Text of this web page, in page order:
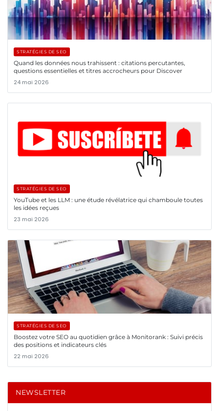
STRATÉGIES DE SEO
Quand les données nous trahissent : citations percutantes,
questions essentielles et titres accrocheurs pour Discover
24 mai 2026
STRATÉGIES DE SEO
YouTube et les LLM : une étude révélatrice qui chamboule toutes
les idées reçues
23 mai 2026
STRATÉGIES DE SEO
Boostez votre SEO au quotidien grâce à Monitorank : Suivi précis
des positions et indicateurs clés
22 mai 2026
NEWSLETTER